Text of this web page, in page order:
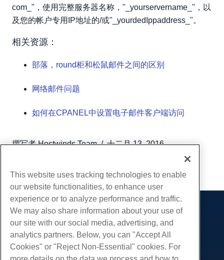
com_"，使用完整服务器名称，"_yourservername_"，以
及您的帐户专用IP地址的/或"_yourdedIppaddress_"。
相关资源：
部落，round柜和松鼠邮件之间的区别
网络邮件问题
如何在CPANEL中设置电子邮件客户端访问
撰写者 Hostwinds Team/十二月 13, 2016
产品展示
虚拟主机
企业主机
服务
This website uses tracking technologies to enable
our website functionalities, to enhance user
experience or to analyze performance and traffic.
We may also share information about your use of
our site with our social media, advertising, and
analytics partners. Below, you can "Accept All
Cookies" or "Reject Non-Essential" cookies. For